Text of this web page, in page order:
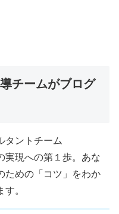
チームがブログ
タントチーム
実現への第１歩。あな
ための「コツ」をわか
。